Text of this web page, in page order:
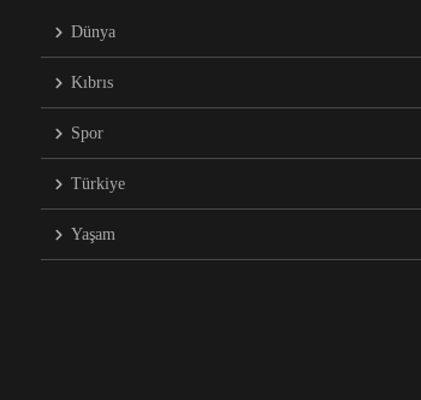
Dünya
Kıbrıs
Spor
Türkiye
Yaşam